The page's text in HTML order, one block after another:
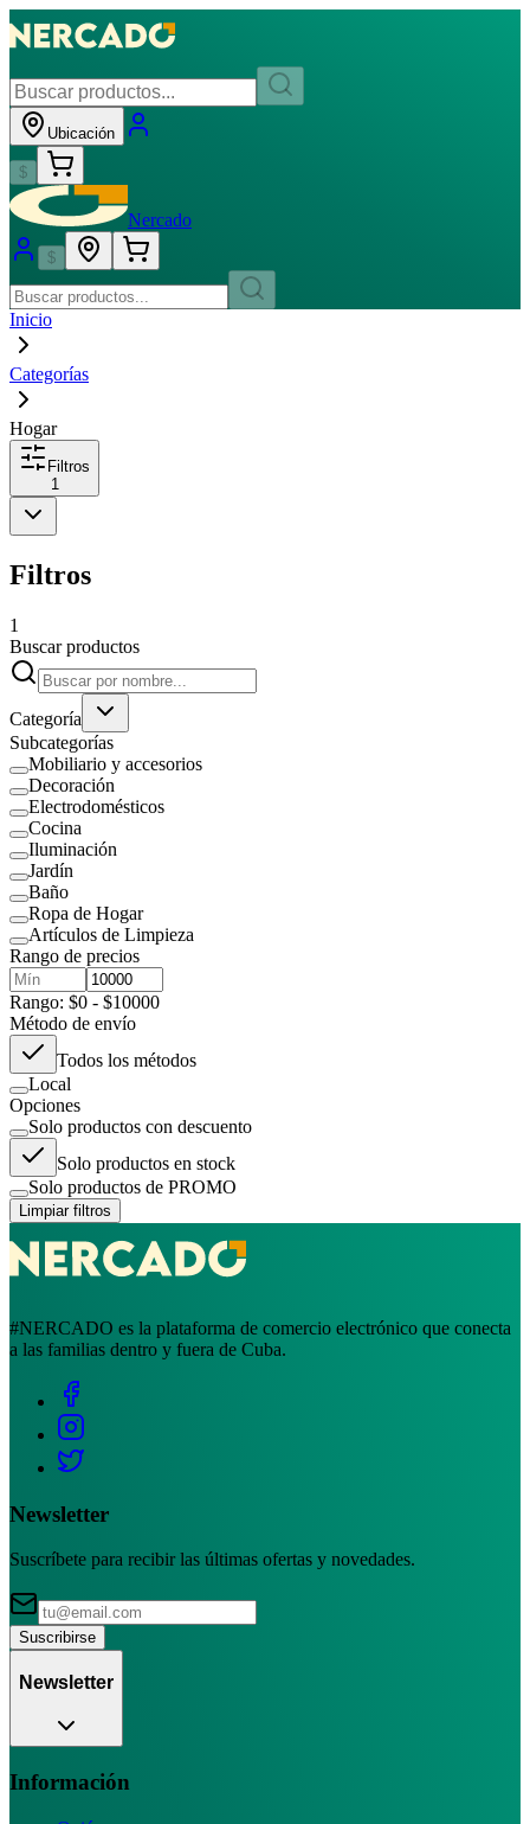
Ubicación
$
Nercado
$
Inicio
Categorías
Hogar
Filtros
1
Filtros
1
Buscar productos
Categoría
Subcategorías
Mobiliario y accesorios
Decoración
Electrodomésticos
Cocina
Iluminación
Jardín
Baño
Ropa de Hogar
Artículos de Limpieza
Rango de precios
Rango: $0 - $10000
Método de envío
Todos los métodos
Local
Opciones
Solo productos con descuento
Solo productos en stock
Solo productos de PROMO
Limpiar filtros
#NERCADO es la plataforma de comercio electrónico que conecta
a las familias dentro y fuera de Cuba.
Newsletter
Suscríbete para recibir las últimas ofertas y novedades.
Suscribirse
Newsletter
Información